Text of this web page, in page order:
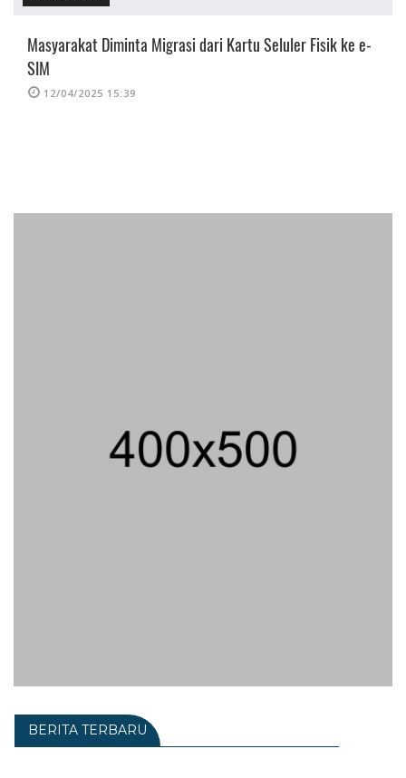
Masyarakat Diminta Migrasi dari Kartu Seluler Fisik ke e-
SIM
12/04/2025 15:39
BERITA TERBARU